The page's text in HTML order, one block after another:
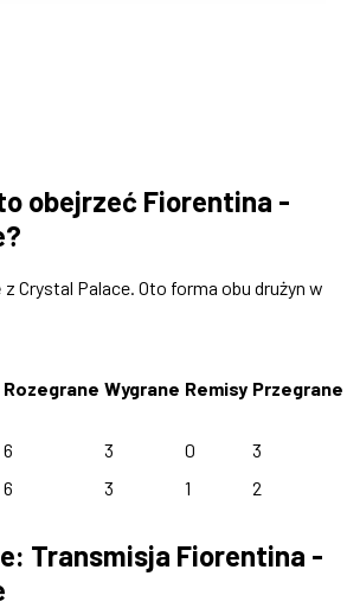
obejrzeć Fiorentina -
Crystal Palace. Oto forma obu drużyn w
Rozegrane Wygrane Remisy Przegrane
6 3 0
3
6 3 1 2
Transmisja Fiorentina -